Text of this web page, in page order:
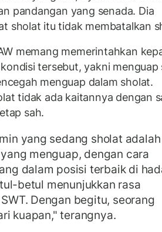
pandangan yang senada. Dia
sholat itu tidak membatalkan
memang memerintahkan
tersebut, yakni menguap
menguap dalam sholat.
tidak ada kaitannya dengan
sah.
yang sedang sholat adalah
menguap, dengan cara
dalam posisi terbaik di
betul menunjukkan rasa
Dengan begitu, seorang
kuapan," terangnya.